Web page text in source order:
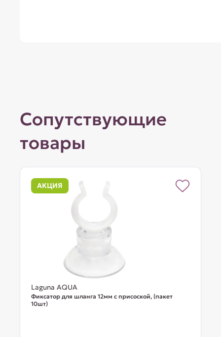
Сопутствующие
товары
АКЦИЯ
Laguna AQUA
Фиксатор для шланга 12мм с присоской, (пакет
10шт)